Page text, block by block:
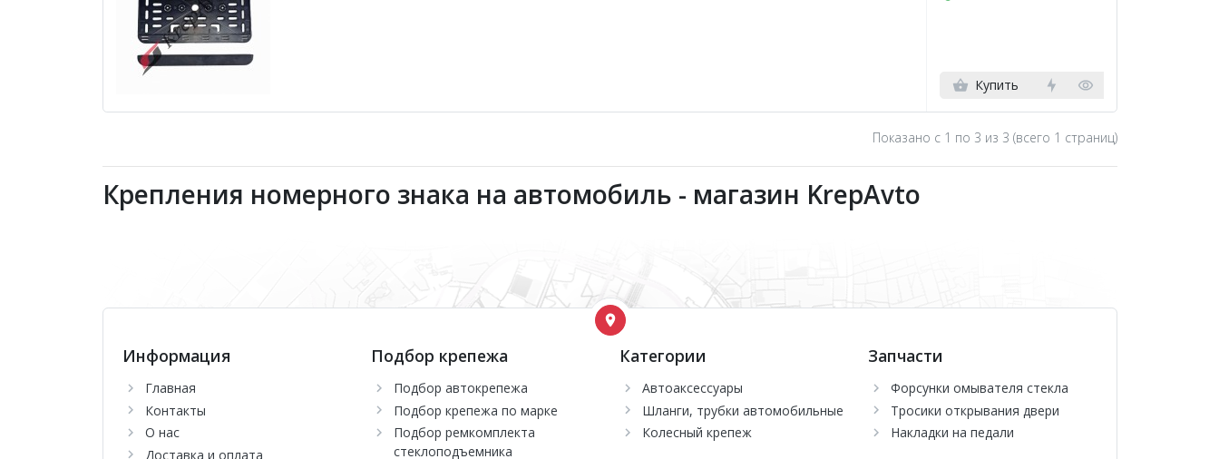
Купить
Показано с 1 по 3 из 3 (всего 1 страниц)
Крепления номерного знака на автомобиль - магазин KrepAvto
Информация
Главная
Контакты
О нас
Доставка и оплата
Подбор крепежа
Подбор автокрепежа
Подбор крепежа по марке
Подбор ремкомплекта
стеклоподъемника
Категории
Автоаксессуары
Шланги, трубки автомобильные
Колесный крепеж
Запчасти
Форсунки омывателя стекла
Тросики открывания двери
Накладки на педали